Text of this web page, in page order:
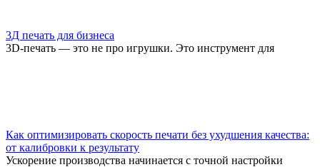
3Д печать для бизнеса
3D-печать — это не про игрушки. Это инструмент для
Как оптимизировать скорость печати без ухудшения качества:
от калибровки к результату
Ускорение производства начинается с точной настройки